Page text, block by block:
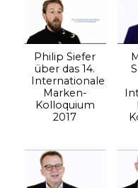
Philip Siefer
über das 14.
Internationale
Marken-
Kolloquium
2017